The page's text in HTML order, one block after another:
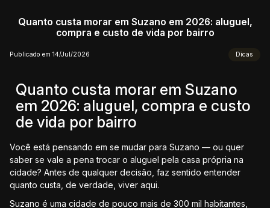
Quanto custa morar em Suzano em 2026: aluguel,
compra e custo de vida por bairro
Publicado em 14/Jul/2026 Dicas
Quanto custa morar em Suzano
em 2026: aluguel, compra e custo
de vida por bairro
Você está pensando em se mudar para Suzano — ou quer
saber se vale a pena trocar o aluguel pela casa própria na
cidade? Antes de qualquer decisão, faz sentido entender
quanto custa, de verdade, viver aqui.
Suzano é uma cidade de pouco mais de 300 mil habitantes,